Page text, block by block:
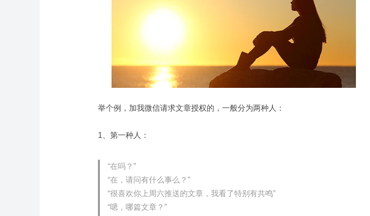
举个例，加我微信请求文章授权的，一般分为两种人：
1、第一种人：
“在吗？ ”
“在，请问有什么事么？ ”
“很喜欢你上周六推送的文章，我看了特别有共鸣”
“嗯，哪篇文章？ ”